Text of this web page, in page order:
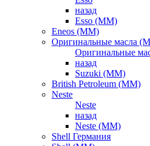
назад
Esso (ММ)
Eneos (ММ)
Оригинальные масла
Оригинальные
назад
Suzuki (ММ)
British Petroleum (ММ)
Neste
Neste
назад
Neste (ММ)
Shell Германия